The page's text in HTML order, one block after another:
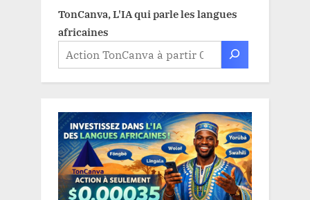
TonCanva, L'IA qui parle les langues
africaines